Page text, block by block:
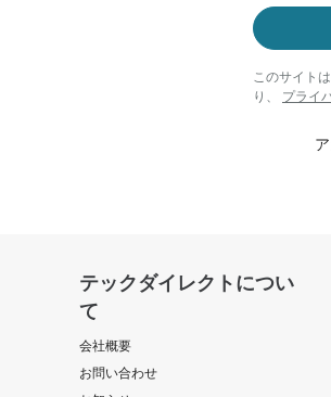
このサイト
り、 プライ
テックダイレクトについ
て
会社概要
お問い合わせ